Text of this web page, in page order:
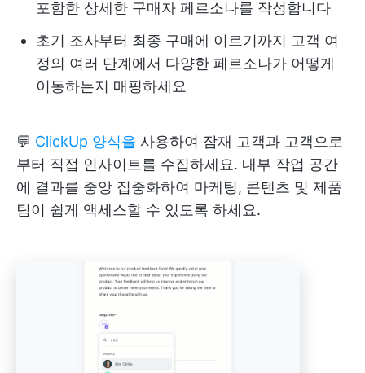
포함한 상세한 구매자 페르소나를 작성합니다
초기 조사부터 최종 구매에 이르기까지 고객 여
정의 여러 단계에서 다양한 페르소나가 어떻게
이동하는지 매핑하세요
💬 ClickUp 양식을 사용하여 잠재 고객과 고객으로
부터 직접 인사이트를 수집하세요. 내부 작업 공간
에 결과를 중앙 집중화하여 마케팅, 콘텐츠 및 제품
팀이 쉽게 액세스할 수 있도록 하세요.